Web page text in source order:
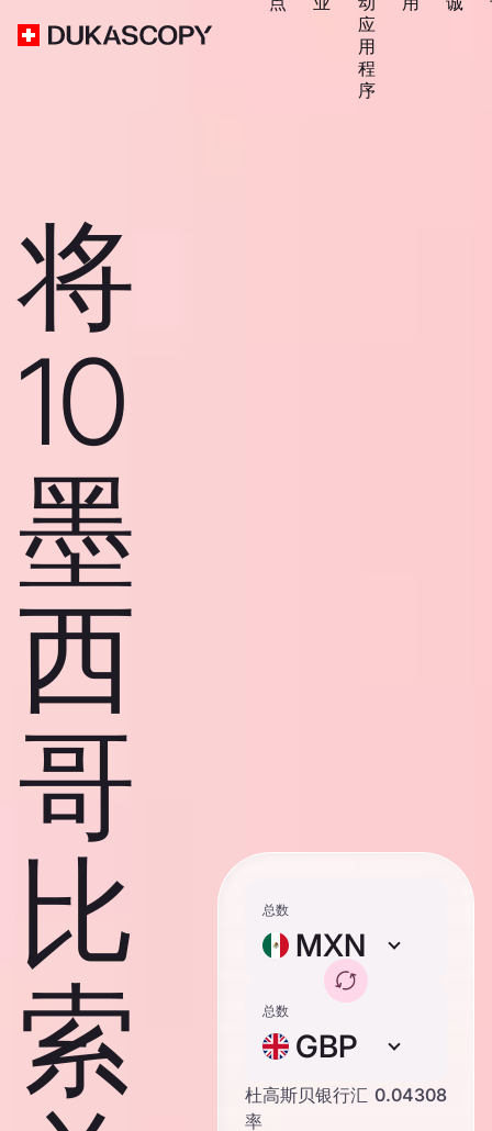
应
用
程
序
将
10
墨
西
哥
比
索
总数
MXN
总数
GBP
杜高斯贝银行汇
率
0.04308